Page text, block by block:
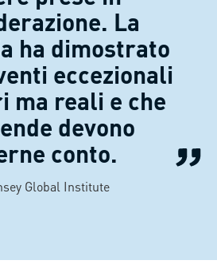
La
ha dimostrato
eccezionali
ma reali e che
devono
conto.
Global Institute